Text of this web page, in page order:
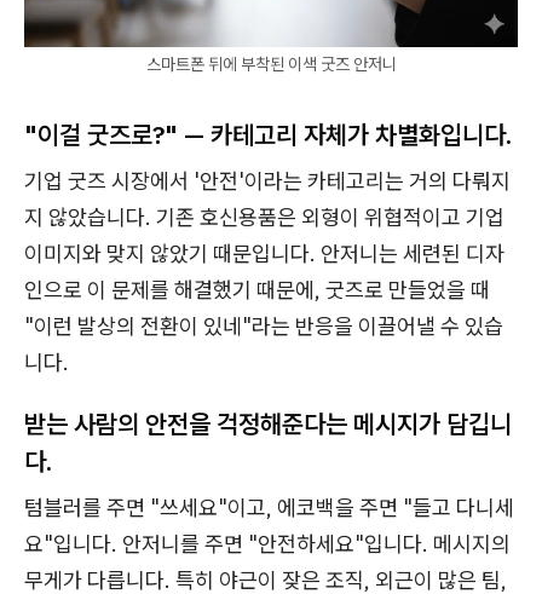
스마트폰 뒤에 부착된 이색 굿즈 안저니
"이걸 굿즈로?" — 카테고리 자체가 차별화입니다.
기업 굿즈 시장에서 '안전'이라는 카테고리는 거의 다뤄지
지 않았습니다. 기존 호신용품은 외형이 위협적이고 기업
이미지와 맞지 않았기 때문입니다. 안저니는 세련된 디자
인으로 이 문제를 해결했기 때문에, 굿즈로 만들었을 때
"이런 발상의 전환이 있네"라는 반응을 이끌어낼 수 있습
니다.
받는 사람의 안전을 걱정해준다는 메시지가 담깁니
다.
텀블러를 주면 "쓰세요"이고, 에코백을 주면 "들고 다니세
요"입니다. 안저니를 주면 "안전하세요"입니다. 메시지의
무게가 다릅니다. 특히 야근이 잦은 조직, 외근이 많은 팀,